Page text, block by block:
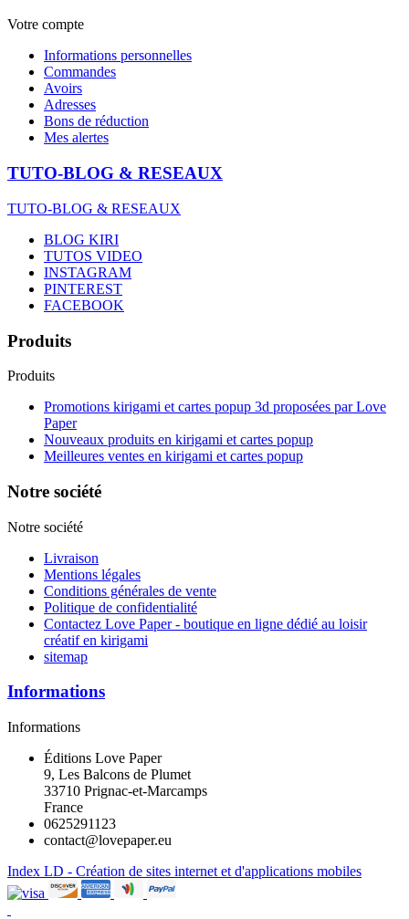
Votre compte
Informations personnelles
Commandes
Avoirs
Adresses
Bons de réduction
Mes alertes
TUTO-BLOG & RESEAUX
TUTO-BLOG & RESEAUX
BLOG KIRI
TUTOS VIDEO
INSTAGRAM
PINTEREST
FACEBOOK
Produits
Produits
Promotions kirigami et cartes popup 3d proposées par Love
Paper
Nouveaux produits en kirigami et cartes popup
Meilleures ventes en kirigami et cartes popup
Notre société
Notre société
Livraison
Mentions légales
Conditions générales de vente
Politique de confidentialité
Contactez Love Paper - boutique en ligne dédié au loisir
créatif en kirigami
sitemap
Informations
Informations
Éditions Love Paper
9, Les Balcons de Plumet
33710 Prignac-et-Marcamps
France
0625291123
contact@lovepaper.eu
Index LD - Création de sites internet et d'applications mobiles